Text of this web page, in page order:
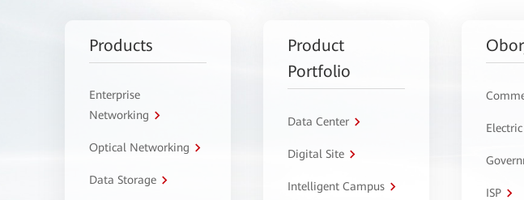
Products
Enterprise
Networking
Optical Networking
Data Storage
Product
Portfolio
Data Center
Digital Site
Intelligent Campus ISP